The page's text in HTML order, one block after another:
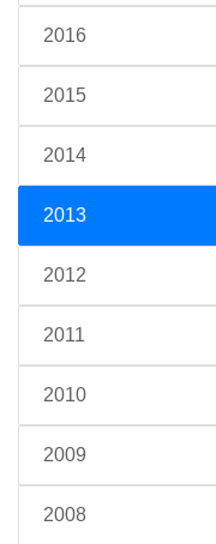
2016
2015
2014
2013
2012
2011
2010
2009
2008